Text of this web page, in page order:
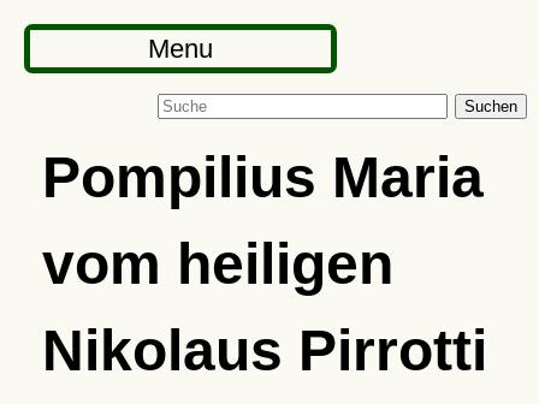
Menu
Suchen
Pompilius Maria
vom heiligen
Nikolaus Pirrotti